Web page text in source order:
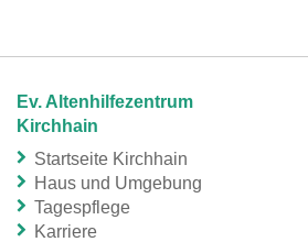
Ev. Altenhilfezentrum
Kirchhain
Startseite Kirchhain
Haus und Umgebung
Tagespflege
Karriere